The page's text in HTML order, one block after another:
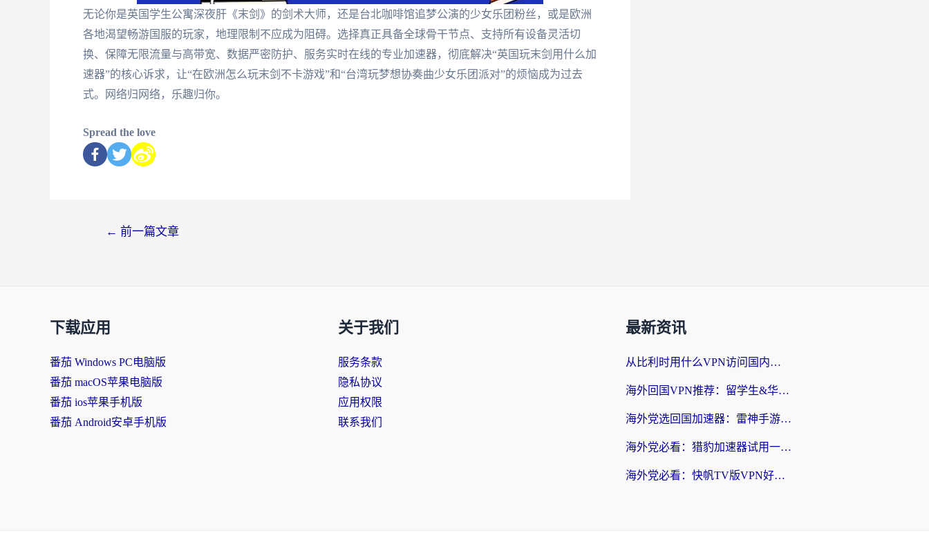
无论你是英国学生公寓深夜肝《末剑》的剑术大师，还是台北咖啡馆追梦公演的少女乐团粉丝，或是欧洲
各地渴望畅游国服的玩家，地理限制不应成为阻碍。选择真正具备全球骨干节点、支持所有设备灵活切
换、保障无限流量与高带宽、数据严密防护、服务实时在线的专业加速器，彻底解决“英国玩末剑用什么加
速器”的核心诉求，让“在欧洲怎么玩末剑不卡游戏”和“台湾玩梦想协奏曲少女乐团派对”的烦恼成为过去
式。网络归网络，乐趣归你。
Spread the love
← 前一篇文章
下载应用
番茄 Windows PC电脑版
番茄 macOS苹果电脑版
番茄 ios苹果手机版
番茄 Android安卓手机版
关于我们
服务条款
隐私协议
应用权限
联系我们
最新资讯
从比利时用什么VPN访问国内？3年海外党亲测有效的无缝回国上网指南
海外回国VPN推荐：留学生&华人无缝访问国内资源的实用指南
海外党选回国加速器：雷神手游和SpeedCN哪个好？附避坑指南
海外党必看：猎豹加速器试用一小时后，我终于找到无缝访问国内资源的正确姿势
海外党必看：快帆TV版VPN好用吗？和畅游VPN对比哪个回国效果更好？附实用选择指南